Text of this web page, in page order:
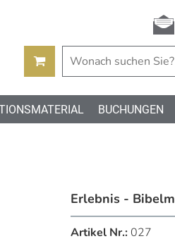
BUCHUNGEN
Erlebnis -
Artikel Nr.: 027